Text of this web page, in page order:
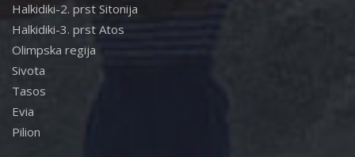
Halkidiki-2. prst Sitonija
Halkidiki-3. prst Atos
Olimpska regija
Sivota
Tasos
Evia
Pilion